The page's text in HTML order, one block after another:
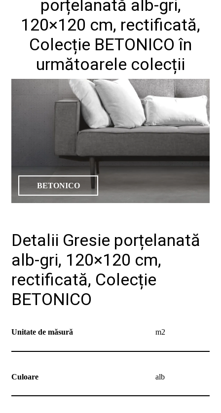
Produse
ceramice
complete
Contact
Devino
porțelanată alb-gri,
120×120 cm, rectificată,
Colecție BETONICO în
următoarele colecții
BETONICO
Detalii Gresie porțelanată
alb-gri, 120×120 cm,
rectificată, Colecție
BETONICO
Unitate de măsură m2
Culoare alb